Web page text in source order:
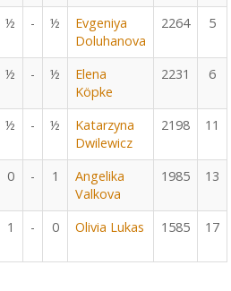
½ - ½
Evgeniya
Doluhanova
2264 5
½ - ½
Elena
Köpke
2231 6
½ - ½
Katarzyna
Dwilewicz
2198 11
0 - 1
Angelika
Valkova
1985 13
1 - 0 Olivia Lukas 1585 17